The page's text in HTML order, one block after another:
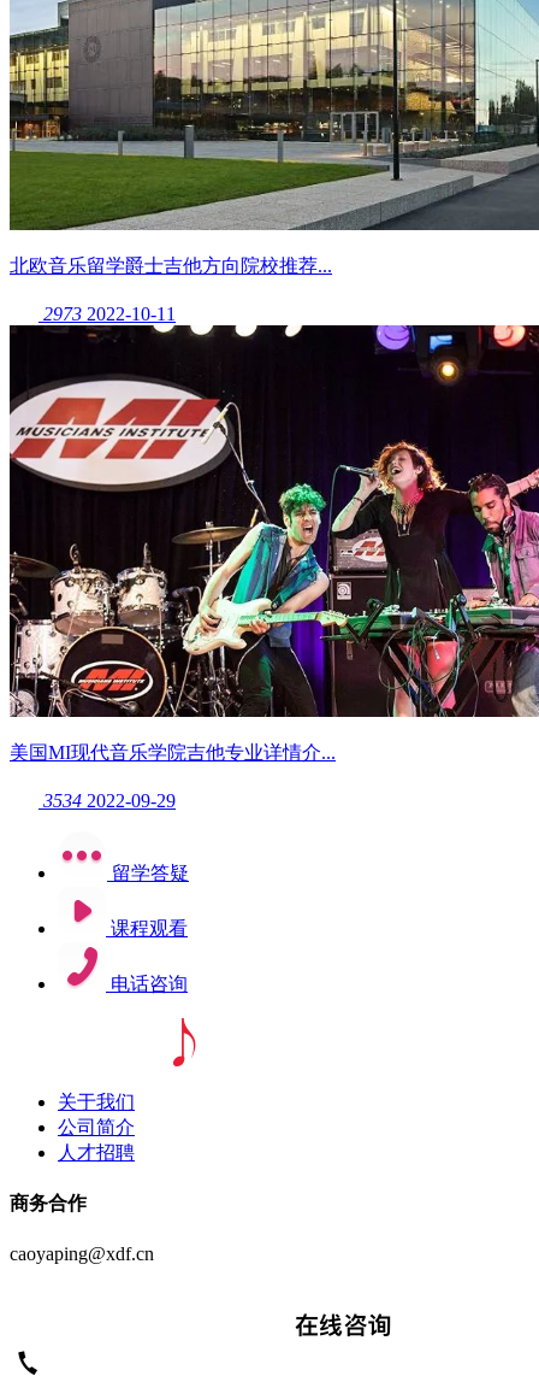
北欧音乐留学爵士吉他方向院校推荐...
2973 2022-10-11
美国MI现代音乐学院吉他专业详情介...
3534 2022-09-29
留学答疑
课程观看
电话咨询
关于我们
公司简介
人才招聘
商务合作
caoyaping@xdf.cn